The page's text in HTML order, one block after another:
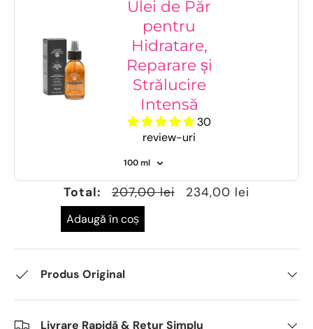
Ulei de Păr
pentru
Hidratare,
Reparare și
Strălucire
Intensă
30
review-uri
Total: 207,00 lei 234,00 lei
Adaugă în coș
Produs Original
Livrare Rapidă & Retur Simplu